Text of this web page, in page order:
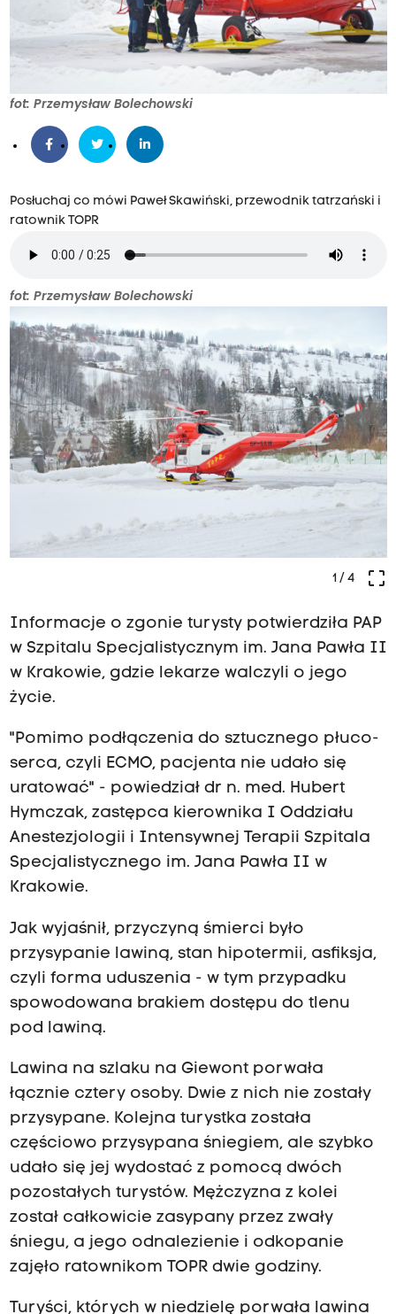
fot: Przemysław Bolechowski
Posłuchaj co mówi Paweł Skawiński, przewodnik tatrzański i
ratownik TOPR
fot: Przemysław Bolechowski
crop_free
1/ 4
Informacje o zgonie turysty potwierdziła PAP
w Szpitalu Specjalistycznym im. Jana Pawła II
w Krakowie, gdzie lekarze walczyli o jego
życie.
"Pomimo podłączenia do sztucznego płuco-
serca, czyli ECMO, pacjenta nie udało się
uratować" - powiedział dr n. med. Hubert
Hymczak, zastępca kierownika I Oddziału
Anestezjologii i Intensywnej Terapii Szpitala
Specjalistycznego im. Jana Pawła II w
Krakowie.
Jak wyjaśnił, przyczyną śmierci było
przysypanie lawiną, stan hipotermii, asfiksja,
czyli forma uduszenia - w tym przypadku
spowodowana brakiem dostępu do tlenu
pod lawiną.
Lawina na szlaku na Giewont porwała
łącznie cztery osoby. Dwie z nich nie zostały
przysypane. Kolejna turystka została
częściowo przysypana śniegiem, ale szybko
udało się jej wydostać z pomocą dwóch
pozostałych turystów. Mężczyzna z kolei
został całkowicie zasypany przez zwały
śniegu, a jego odnalezienie i odkopanie
zajęło ratownikom TOPR dwie godziny.
Turyści, których w niedzielę porwała lawina